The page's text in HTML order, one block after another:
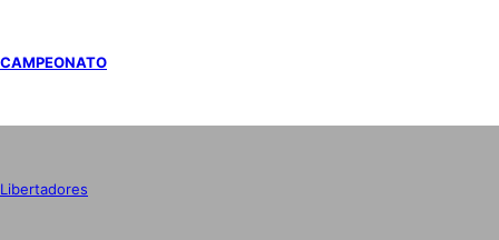
CAMPEONATO
Libertadores